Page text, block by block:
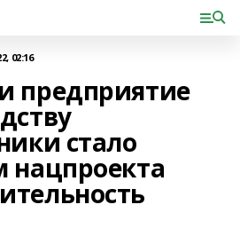
02:16
предприятие
стало
нацпроекта